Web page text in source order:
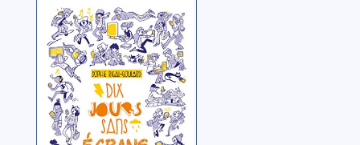
Dix jours sans
écrans
Rigal-Goulard, Sophie